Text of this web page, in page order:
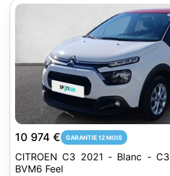
10 974 € GARANTIE 12 MOIS
CITROEN C3 2021 - Blanc -
BVM6 Feel